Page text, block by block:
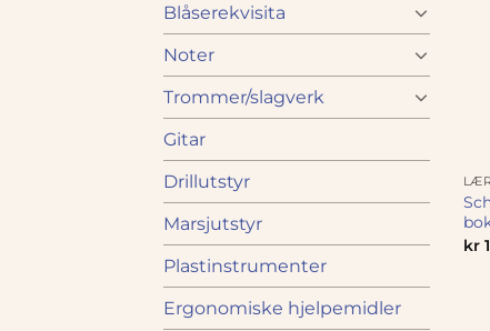
Blåserekvisita
Noter
Trommer/slagverk
Gitar
Drillutstyr
Marsjutstyr
Plastinstrumenter
Ergonomiske hjelpemidler
kr